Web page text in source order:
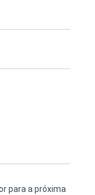
para a próxima